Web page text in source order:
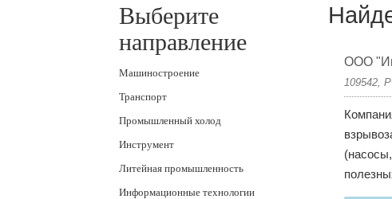
Выберите
направление
Машиностроение
Транспорт
Промышленный холод
Инструмент
Литейная промышленность
Информационные технологии
ООО
109542,